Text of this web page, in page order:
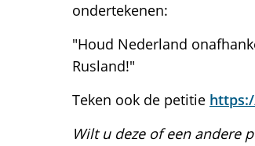
ondertekenen:
"Houd Nederland
Rusland!"
Teken ook de petitie
Wilt u deze of een andere